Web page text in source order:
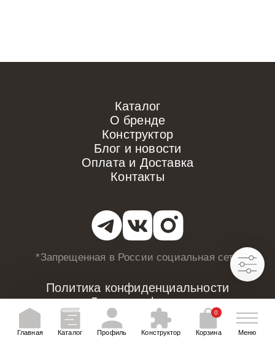
Каталог
О бренде
Конструктор
Блог и новости
Оплата и Доставка
Контакты
*Запрещенная в Россиисоциальная сеть
Политика конфиденциальности
Договор оферты
Главная Каталог Профиль Конструктор
0
Корзина Меню